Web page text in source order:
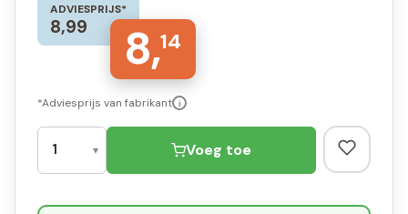
ADVIESPRIJS*
8,99 8,14
*Adviesprijs van fabrikant i
Voeg toe